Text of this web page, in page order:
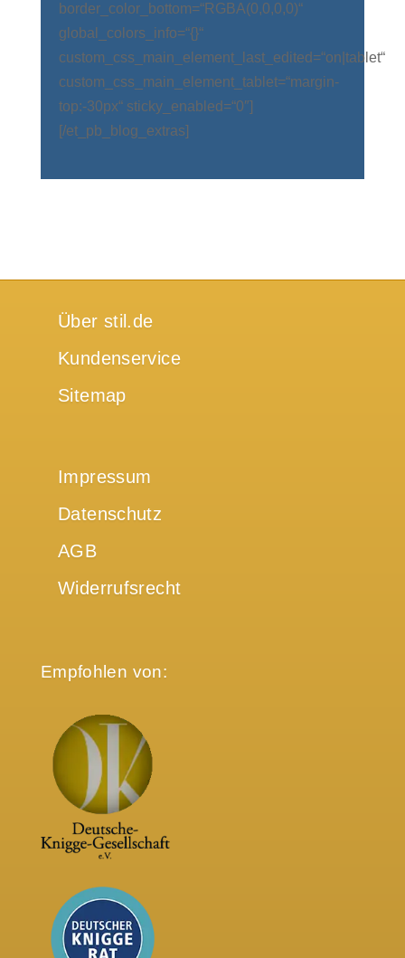
border_color_bottom=“RGBA(0,0,0,0)“
global_colors_info=“{}“
custom_css_main_element_last_edited=“on|tablet“
custom_css_main_element_tablet=“margin-
top:-30px“ sticky_enabled=“0″]
[/et_pb_blog_extras]
Über stil.de
Kundenservice
Sitemap
Impressum
Datenschutz
AGB
Widerrufsrecht
Empfohlen von: